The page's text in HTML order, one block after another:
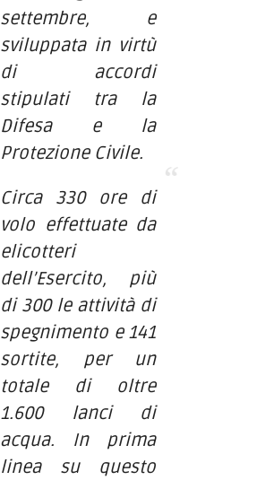
settembre, e
sviluppata in virtù
di accordi
stipulati tra la
Difesa e la
Protezione Civile.
Circa 330 ore di
volo effettuate da
elicotteri
dell’Esercito, più
di 300 le attività di
spegnimento e 141
sortite, per un
totale di oltre
1.600 lanci di
acqua. In prima
linea su questo